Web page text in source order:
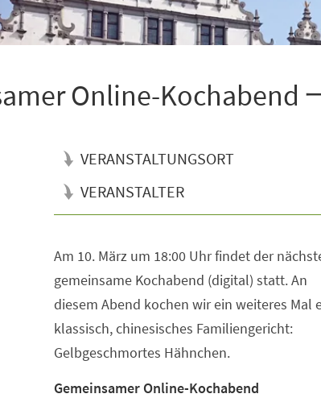
Online-Kochabend
VERANSTALTUNGSORT
VERANSTALTER
Am 10. März um 18:00 Uhr findet der
gemeinsame Kochabend (digital) statt. An
diesem Abend kochen wir ein weiteres Mal
klassisch, chinesisches Familiengericht:
Gelbgeschmortes Hähnchen.
Gemeinsamer Online-Kochabend